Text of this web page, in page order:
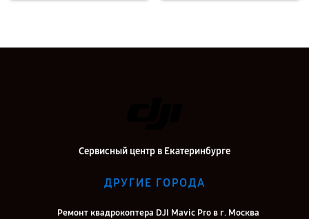
Сервисный центр в Екатеринбурге
ДРУГИЕ ГОРОДА
Ремонт квадрокоптера DJI Mavic Pro в г. Москва